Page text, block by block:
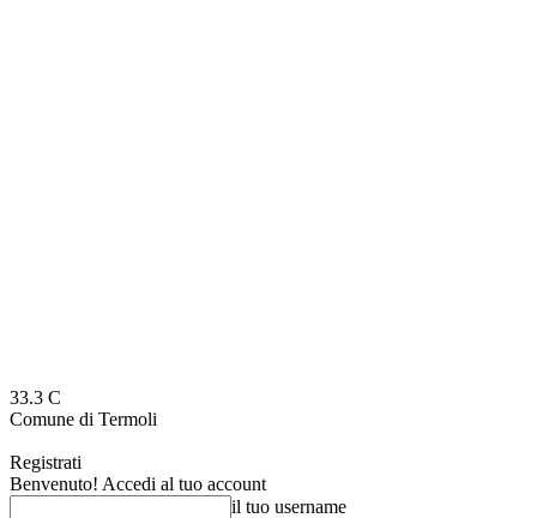
33.3 C
Comune di Termoli
Registrati
Benvenuto! Accedi al tuo account
il tuo username